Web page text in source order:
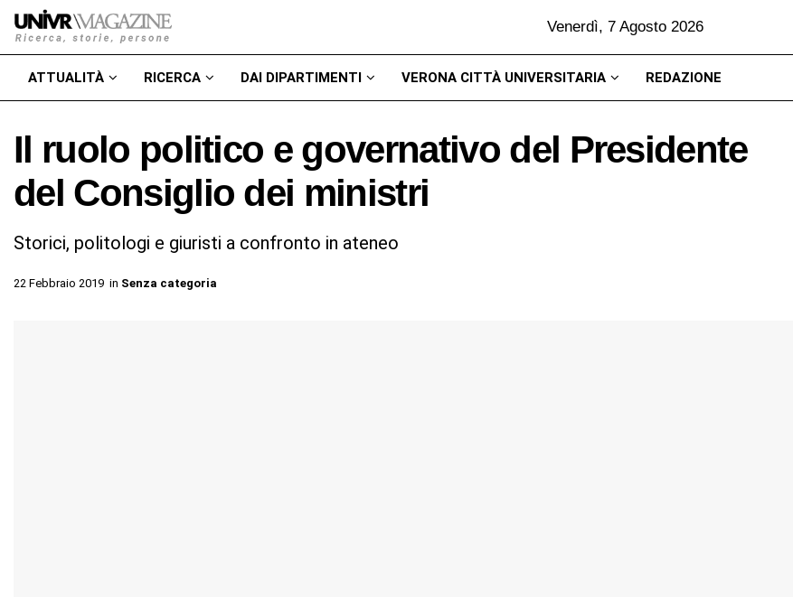
Venerdì, 7 Agosto 2026
ATTUALITÀ RICERCA DAI DIPARTIMENTI VERONA CITTÀ UNIVERSITARIA REDAZIONE
Il ruolo politico e governativo del Presidente
del Consiglio dei ministri
Storici, politologi e giuristi a confronto in ateneo
22 Febbraio 2019 in Senza categoria